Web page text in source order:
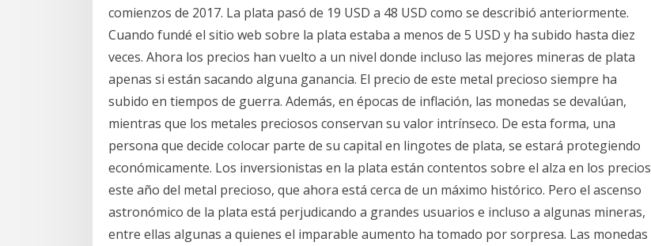
comienzos de 2017. La plata pasó de 19 USD a 48 USD como se describió anteriormente.
Cuando fundé el sitio web sobre la plata estaba a menos de 5 USD y ha subido hasta diez
veces. Ahora los precios han vuelto a un nivel donde incluso las mejores mineras de plata
apenas si están sacando alguna ganancia. El precio de este metal precioso siempre ha
subido en tiempos de guerra. Además, en épocas de inflación, las monedas se devalúan,
mientras que los metales preciosos conservan su valor intrínseco. De esta forma, una
persona que decide colocar parte de su capital en lingotes de plata, se estará protegiendo
económicamente. Los inversionistas en la plata están contentos sobre el alza en los precios
este año del metal precioso, que ahora está cerca de un máximo histórico. Pero el ascenso
astronómico de la plata está perjudicando a grandes usuarios e incluso a algunas mineras,
entre ellas algunas a quienes el imparable aumento ha tomado por sorpresa. Las monedas